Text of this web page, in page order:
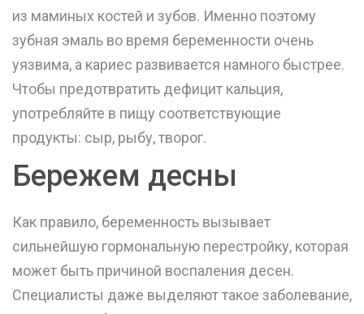
из маминых костей и зубов. Именно поэтому
зубная эмаль во время беременности очень
уязвима, а кариес развивается намного быстрее.
Чтобы предотвратить дефицит кальция,
употребляйте в пищу соответствующие
продукты: сыр, рыбу, творог.
Бережем десны
Как правило, беременность вызывает
сильнейшую гормональную перестройку, которая
может быть причиной воспаления десен.
Специалисты даже выделяют такое заболевание,